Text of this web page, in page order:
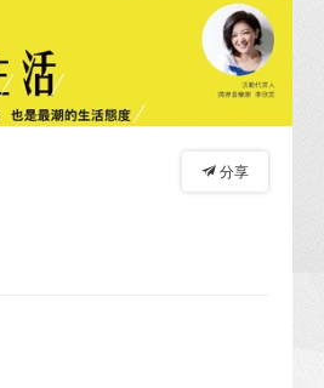
分享